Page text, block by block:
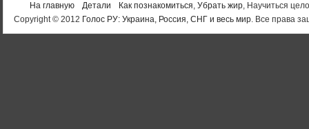
На главную Детали Как познакомиться, Убрать жир, Научиться
Copyright © 2012 Голос РУ: Украина, Россия, СНГ и весь мир. Все права